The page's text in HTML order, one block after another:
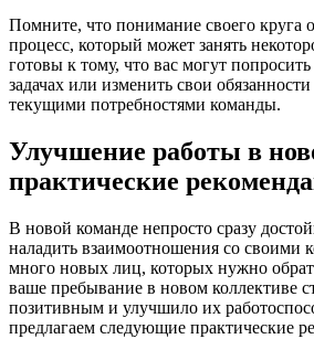
Помните, что понимание своего круга
процесс, который может занять
готовы к тому, что вас могут
задачах или изменить свои
текущими потребностями команды.
Улучшение работы в
практические
В новой команде непросто сразу
наладить взаимоотношения со своими
много новых лиц, которых нужно
ваше пребывание в новом коллективе
позитивным и улучшило их
предлагаем следующие практические